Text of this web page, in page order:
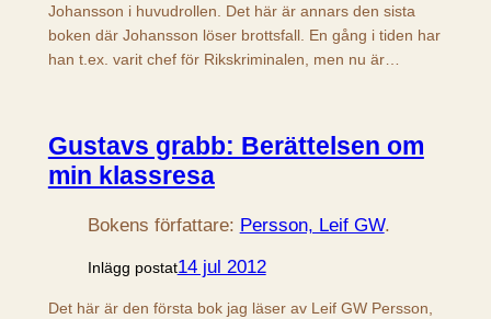
Johansson i huvudrollen. Det här är annars den sista
boken där Johansson löser brottsfall. En gång i tiden har
han t.ex. varit chef för Rikskriminalen, men nu är…
Gustavs grabb: Berättelsen om
min klassresa
Bokens författare: Persson, Leif GW.
Inlägg postat14 jul 2012
Det här är den första bok jag läser av Leif GW Persson,